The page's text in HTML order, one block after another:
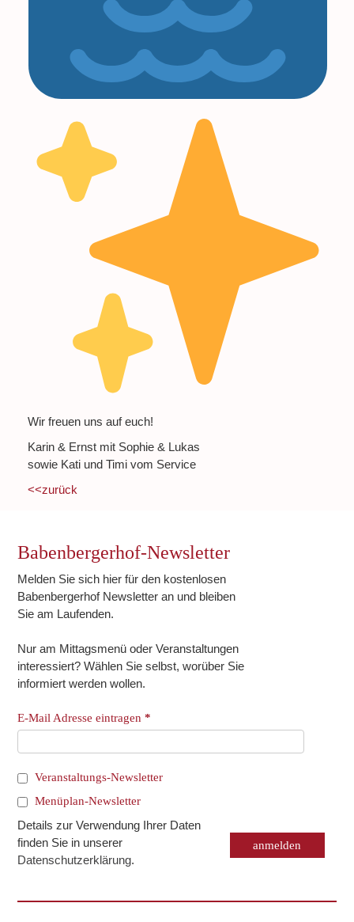
Wir freuen uns auf euch!
Karin & Ernst mit Sophie & Lukas
sowie Kati und Timi vom Service
<<zurück
Babenbergerhof-Newsletter
Melden Sie sich hier für den kostenlosen
Babenbergerhof Newsletter an und bleiben
Sie am Laufenden.
Nur am Mittagsmenü oder Veranstaltungen
interessiert? Wählen Sie selbst, worüber Sie
informiert werden wollen.
E-Mail Adresse eintragen*
Veranstaltungs-Newsletter
Menüplan-Newsletter
Details zur Verwendung Ihrer Daten
finden Sie in unserer
Datenschutzerklärung.